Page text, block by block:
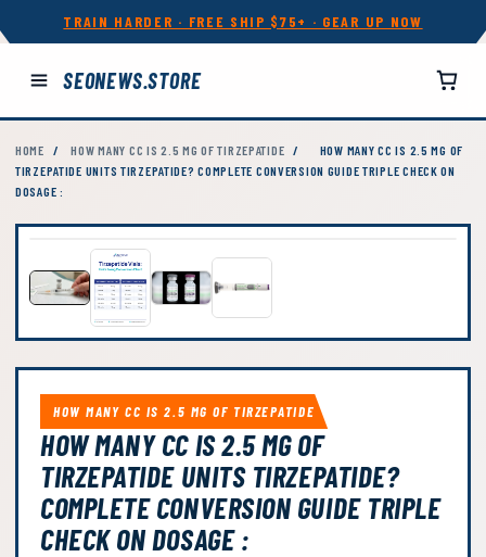
TRAIN HARDER · FREE SHIP $75+ · GEAR UP NOW
SEONEWS.STORE
HOME / HOW MANY CC IS 2.5 MG OF TIRZEPATIDE /
HOW MANY CC IS 2.5 MG OF
TIRZEPATIDE UNITS TIRZEPATIDE? COMPLETE CONVERSION GUIDE TRIPLE CHECK ON
DOSAGE :
HOW MANY CC IS 2.5 MG OF TIRZEPATIDE
HOW MANY CC IS 2.5 MG OF
TIRZEPATIDE UNITS TIRZEPATIDE?
COMPLETE CONVERSION GUIDE TRIPLE
CHECK ON DOSAGE :